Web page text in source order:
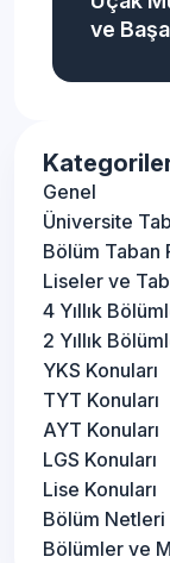
ve
Genel
Üniversite
Bölüm Taban
Liseler ve
4 Yıllık
2 Yıllık
YKS Konuları
TYT Konuları
AYT Konuları
LGS Konuları
Lise Konuları
Bölüm Netleri
Bölümler ve